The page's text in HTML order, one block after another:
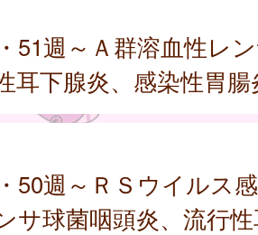
51週～Ａ群溶血性レ
耳下腺炎、感染性胃腸
50週～ＲＳウイルス
サ球菌咽頭炎、流行